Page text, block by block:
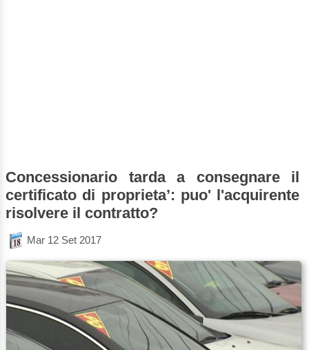
Concessionario tarda a consegnare il
certificato di proprieta’: puo' l'acquirente
risolvere il contratto?
Mar 12 Set 2017